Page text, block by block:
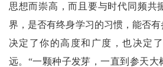
思想而崇高，而且要与时代同频共
界，是否有终身学习的习惯，能否有
决定了你的高度和广度，也决定
远。“一颗种子发芽，一直到参天大